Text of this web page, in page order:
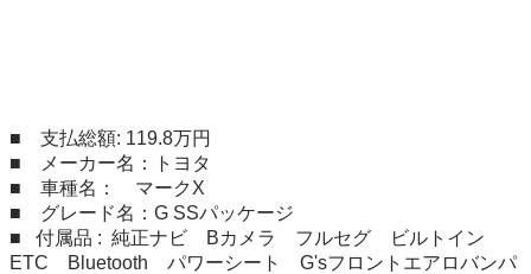
■　支払総額: 119.8万円
■　メーカー名：トヨタ
■　車種名：　マークX
■　グレード名：G SSパッケージ
■   付属品 :  純正ナビ　Bカメラ　フルセグ　ビルトイン
ETC　Bluetooth　パワーシート　G'sフロントエアロバンパ